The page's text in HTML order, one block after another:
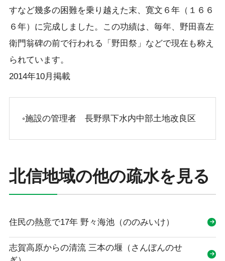
すなど幾多の困難を乗り越えた末、寛文６年（１６６
６年）に完成しました。この功績は、毎年、野田喜左
衛門翁碑の前で行われる「野田祭」などで現在も称え
られています。
2014年10月掲載
◦施設の管理者 長野県下水内中部土地改良区
北信地域の他の疏水を見る
住民の熱意で17年 野々海池（ののみいけ）
志賀高原からの清流 三本の堰（さんぼんのせ